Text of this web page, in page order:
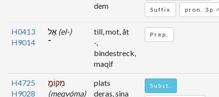
dem
Suffix pron. 3p
H0413
H9014
(el-)
־
till, mot, åt
-,
bindestreck,
maqif
Prep.
H4725
H9028
מְקוֹמָ֑
(meqvóma)
plats
deras, sina
Subst.